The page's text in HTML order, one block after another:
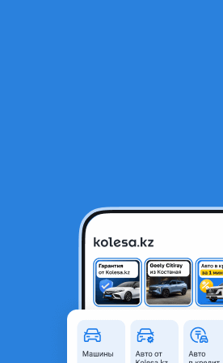
противотуманки птф багажник